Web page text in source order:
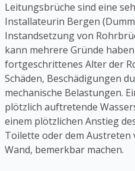
Leitungsbrüche sind eine
Installateurin Bergen
Instandsetzung von
kann mehrere Gründe
fortgeschrittenes Alter der
Schäden, Beschädigungen
mechanische Belastungen.
plötzlich auftretende
einem plötzlichen Anstieg
Toilette oder dem Austreten
Wand, bemerkbar machen.